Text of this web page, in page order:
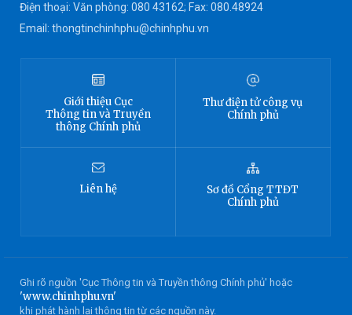
Điện thoại: Văn phòng: 080 43162; Fax: 080.48924
Email: thongtinchinhphu@chinhphu.vn
Giới thiệu Cục
Thông tinvà Truyền
thông Chính phủ
Thư điện tử công vụ
Chính phủ
Liên hệ Sơ đồ Cổng TTĐT
Chính phủ
Ghi rõ nguồn 'Cục Thông tin và Truyền thông Chính phủ' hoặc
'www.chinhphu.vn'
khi phát hành lại thông tin từ các nguồn này.